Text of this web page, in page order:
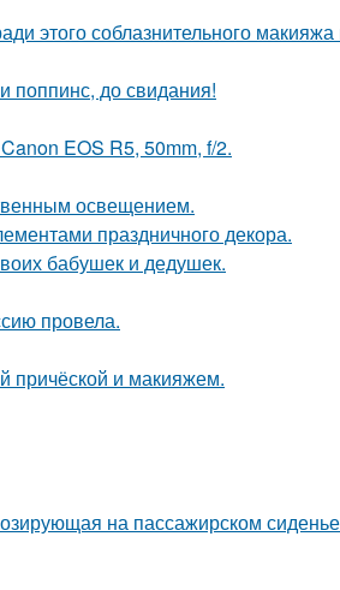
этого соблазнительного макияжа
поппинс, до свидания!
EOS R5, 50mm, f/2.
освещением.
праздничного декора.
бабушек и дедушек.
провела.
причёской и макияжем.
на пассажирском